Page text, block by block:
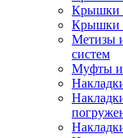
Крышки
Крышки
Метизы
систем
Муфты и